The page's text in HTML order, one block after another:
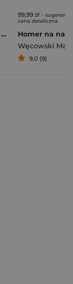
Pierogi z kimchi. Moje ulubione azjatyckie przepisy
99,99 zł -
cena detaliczna
Węcowski
9,0 (9)